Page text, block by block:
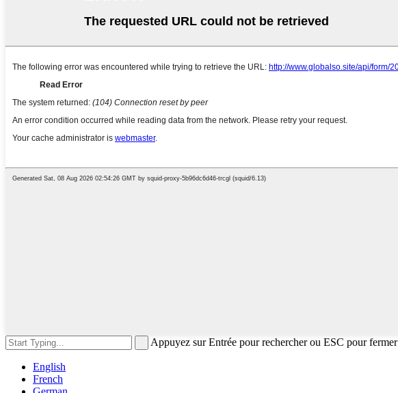
Appuyez sur Entrée pour rechercher ou ESC pour fermer
English
French